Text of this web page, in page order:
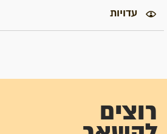
עדויות
רוצים